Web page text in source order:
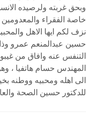
وبحق غربته ولرصيده
خاصة الفقراء
نزف لكم ايها الاهل
حسين عبدالمنعم عمرو
التنفس عنه وافاق من
المهندس حسام هاتفيا ،
الى اهله ومحبيه ووطنه
للدكتور حسين الصحة